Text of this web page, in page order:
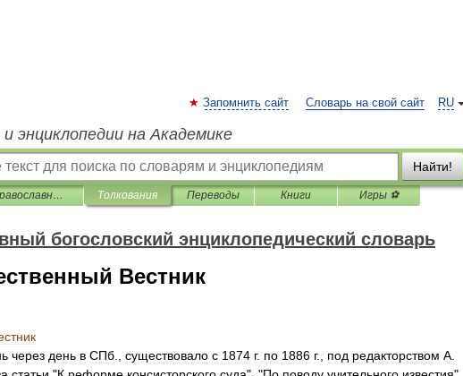
RU
Запомнить сайт Словарь на свой сайт
энциклопедии на Академике
Найти!
Полный православный богословский энциклопедический словарь Толкования Переводы Книги Игры ⚽
богословский энциклопедический словарь
Вестник
через день в СПб существовало с 1874 г. по 1886 г., под редакторством А